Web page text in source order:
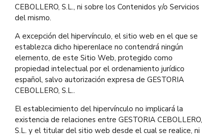
CEBOLLERO, S.L., ni sobre los Contenidos y/o Servicios
del mismo.
A excepción del hipervínculo, el sitio web en el que se
establezca dicho hiperenlace no contendrá ningún
elemento, de este Sitio Web, protegido como
propiedad intelectual por el ordenamiento jurídico
español, salvo autorización expresa de GESTORIA
CEBOLLERO, S.L..
El establecimiento del hipervínculo no implicará la
existencia de relaciones entre GESTORIA CEBOLLERO,
S.L. y el titular del sitio web desde el cual se realice, ni